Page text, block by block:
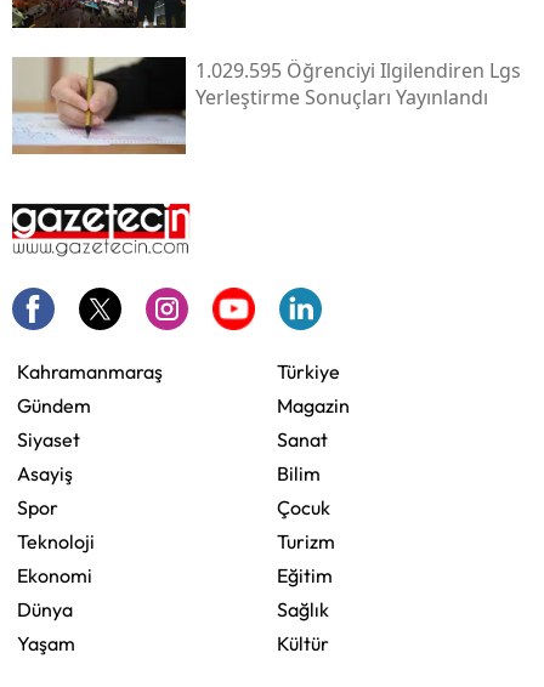
1.029.595 Öğrenciyi Ilgilendiren Lgs
Yerleştirme Sonuçları Yayınlandı
Kahramanmaraş
Gündem
Siyaset
Asayiş
Spor
Teknoloji
Ekonomi
Dünya
Yaşam
Türkiye
Magazin
Sanat
Bilim
Çocuk
Turizm
Eğitim
Sağlık
Kültür